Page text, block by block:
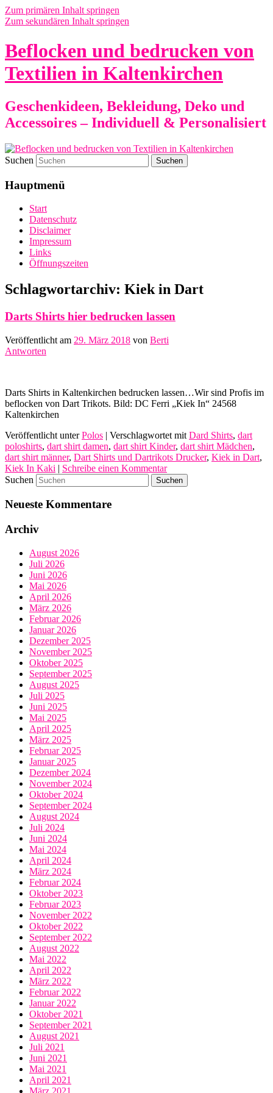
Zum primären Inhalt springen
Zum sekundären Inhalt springen
Beflocken und bedrucken von
Textilien in Kaltenkirchen
Geschenkideen, Bekleidung, Deko und
Accessoires – Individuell & Personalisiert
Suchen
Hauptmenü
Start
Datenschutz
Disclaimer
Impressum
Links
Öffnungszeiten
Schlagwortarchiv: Kiek in Dart
Darts Shirts hier bedrucken lassen
Veröffentlicht am 29. März 2018 von Berti
Antworten
Darts Shirts in Kaltenkirchen bedrucken lassen…Wir sind Profis im
beflocken von Dart Trikots. Bild: DC Ferri „Kiek In“ 24568
Kaltenkirchen
Veröffentlicht unter Polos | Verschlagwortet mit Dard Shirts, dart
poloshirts, dart shirt damen, dart shirt Kinder, dart shirt Mädchen,
dart shirt männer, Dart Shirts und Dartrikots Drucker, Kiek in Dart,
Kiek In Kaki | Schreibe einen Kommentar
Suchen
Neueste Kommentare
Archiv
August 2026
Juli 2026
Juni 2026
Mai 2026
April 2026
März 2026
Februar 2026
Januar 2026
Dezember 2025
November 2025
Oktober 2025
September 2025
August 2025
Juli 2025
Juni 2025
Mai 2025
April 2025
März 2025
Februar 2025
Januar 2025
Dezember 2024
November 2024
Oktober 2024
September 2024
August 2024
Juli 2024
Juni 2024
Mai 2024
April 2024
März 2024
Februar 2024
Oktober 2023
Februar 2023
November 2022
Oktober 2022
September 2022
August 2022
Mai 2022
April 2022
März 2022
Februar 2022
Januar 2022
Oktober 2021
September 2021
August 2021
Juli 2021
Juni 2021
Mai 2021
April 2021
März 2021